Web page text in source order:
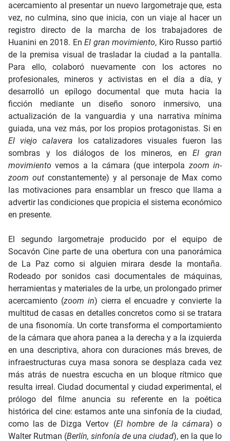
acercamiento al presentar un nuevo largometraje que, esta
vez, no culmina, sino que inicia, con un viaje al hacer un
registro directo de la marcha de los trabajadores de
Huanini en 2018. EnEl gran movimiento, Kiro Russo partió
de la premisa visual de trasladar la ciudad a la pantalla.
Para ello, colaboró nuevamente con los actores no
profesionales, mineros y activistas en el día a día, y
desarrolló un epílogo documental que muta hacia la
ficción mediante un diseño sonoro inmersivo, una
actualización de la vanguardia y una narrativa mínima
guiada, una vez más, por los propios protagonistas. Si en
El viejo calavera
los catalizadores visuales fueron las
sombras y los diálogos de los mineros, enEl gran
movimientovemos a la cámara (que interpola zoom in-
zoom outconstantemente) y al personaje de Max como
las motivaciones para ensamblar un fresco que llama a
advertir las condiciones que propicia el sistema económico
en presente.
El segundo largometraje producido por el equipo de
Socavón Cine parte de una obertura con una panorámica
de La Paz como si alguien mirara desde la montaña.
Rodeado por sonidos casi documentales de máquinas,
herramientas y materiales de la urbe, un prolongado primer
acercamiento (zoom in) cierra el encuadre y convierte la
multitud de casas en detalles concretos como si se tratara
de una fisonomía. Un corte transforma el comportamiento
de la cámara que ahora panea a la derecha y a la izquierda
en una descriptiva, ahora con duraciones más breves, de
infraestructuras cuya masa sonora se desplaza cada vez
más atrás de nuestra escucha en un bloque rítmico que
resulta irreal. Ciudad documental y ciudad experimental, el
prólogo del filme anuncia su referente en la poética
histórica del cine: estamos ante una sinfonía de la ciudad,
como las de Dizga Vertov (El hombre de la cámara) o
Walter Rutman (Berlín, sinfonía de una ciudad), en la que lo